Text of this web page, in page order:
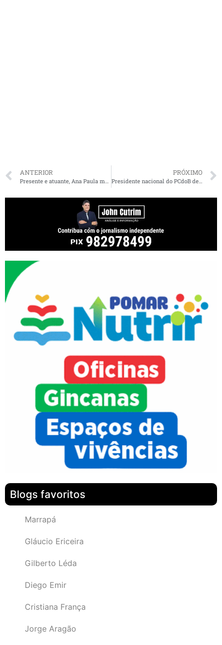
ANTERIOR
Presente e atuante, Ana Paula mostra com muito trabalho que não é apenas uma vice-prefeita decorativa
PRÓXIMO
Presidente nacional do PCdoB defende uma alternativa a Lula no campo progressista
Blogs favoritos
Marrapá
Gláucio Ericeira
Gilberto Léda
Diego Emir
Cristiana França
Jorge Aragão